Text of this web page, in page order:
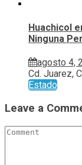
Huachicol
Ninguna
agosto 4,
Cd. Juarez,
Estado
Leave a